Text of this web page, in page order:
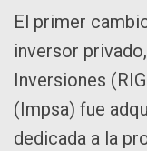
El primer
inversor
Inversiones
(Impsa) fue
dedicada a la